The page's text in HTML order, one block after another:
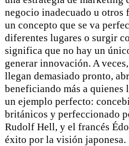
negocio inadecuado u otros
un concepto que se va
diferentes lugares o surgir
significa que no hay un
generar innovación. A
llegan demasiado pronto,
beneficiando más a quienes
un ejemplo perfecto:
británicos y perfeccionado
Rudolf Hell, y el francés
éxito por la visión japonesa.